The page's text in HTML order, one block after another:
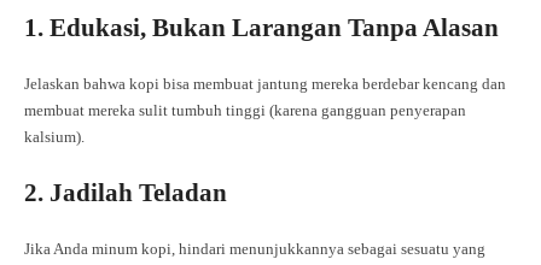
1. Edukasi, Bukan Larangan Tanpa Alasan
Jelaskan bahwa kopi bisa membuat jantung mereka berdebar kencang dan
membuat mereka sulit tumbuh tinggi (karena gangguan penyerapan
kalsium).
2. Jadilah Teladan
Jika Anda minum kopi, hindari menunjukkannya sebagai sesuatu yang